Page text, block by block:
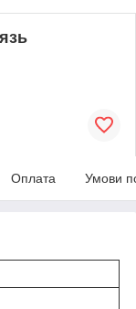
Оплата Умови